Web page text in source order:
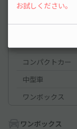
車種ごとの利用実績
オートバイ
コンパクトカー
中型車
ワンボックス
ワンボックス
お試しください。